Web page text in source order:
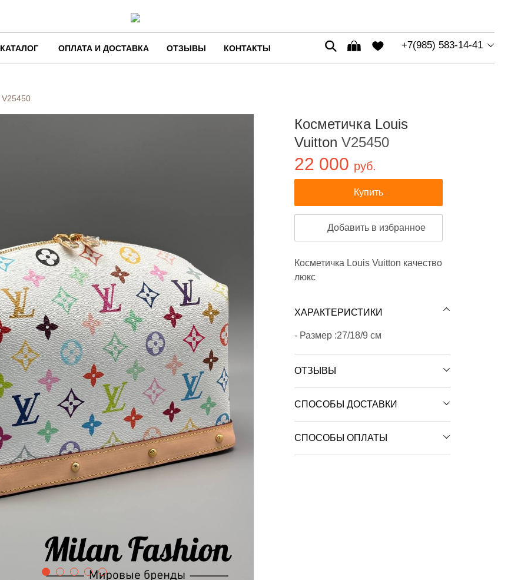
КАТАЛОГ ОПЛАТА И ДОСТАВКА ОТЗЫВЫ КОНТАКТЫ +7(985) 583-14-41
V25450
Косметичка Louis
Vuitton V25450
22 000 руб.
Купить
Добавить в избранное
Косметичка Louis Vuitton качество
люкс
ХАРАКТЕРИСТИКИ
- Размер :27/18/9 см
ОТЗЫВЫ
СПОСОБЫ ДОСТАВКИ
СПОСОБЫ ОПЛАТЫ